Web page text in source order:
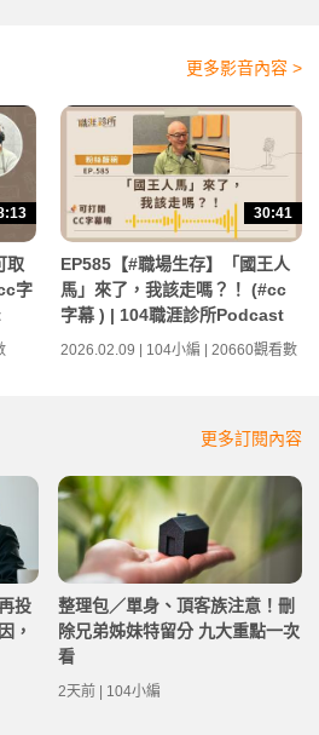
更多影音內容 >
取
字
30:41
EP585【#職場生存】「國王人
馬」來了，我該走嗎？！ (#cc
字幕 ) | 104職涯診所Podcast
2026.02.09 | 104小編 | 20660觀看數
更多訂閱內容
投
，
整理包／單身、頂客族注意！刪
除兄弟姊妹特留分 九大重點一次
看
2天前 | 104小編